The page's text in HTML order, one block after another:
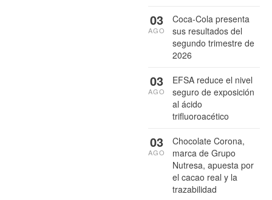
Coca-Cola presenta
sus resultados del
segundo trimestre de
2026
03
AGO
EFSA reduce el nivel
seguro de exposición
al ácido
trifluoroacético
03
AGO
Chocolate Corona,
marca de Grupo
Nutresa, apuesta por
el cacao real y la
trazabilidad
03
AGO